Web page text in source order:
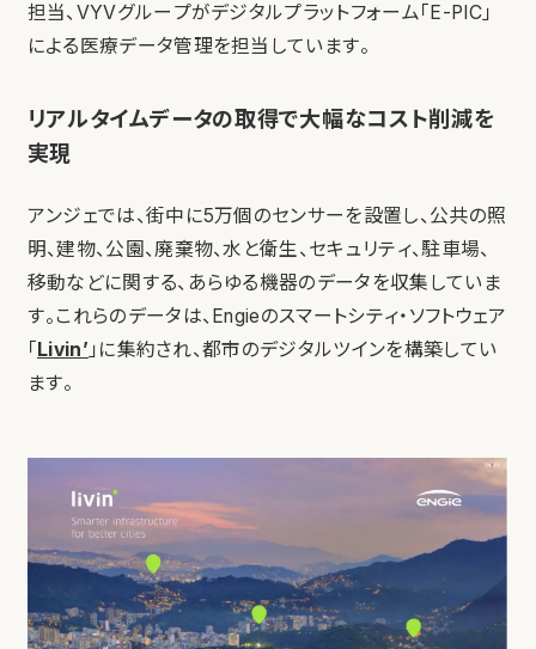
担当、VYVグループがデジタルプラットフォーム「E-PIC」
による医療データ管理を担当しています。
リアルタイムデータの取得で大幅なコスト削減を
実現
アンジェでは、街中に5万個のセンサーを設置し、公共の照
明、建物、公園、廃棄物、水と衛生、セキュリティ、駐車場、
移動などに関する、あらゆる機器のデータを収集していま
す。これらのデータは、Engieのスマートシティ・ソフトウェア
「 Livin’ 」に集約され、都市のデジタルツインを構築してい
ます。